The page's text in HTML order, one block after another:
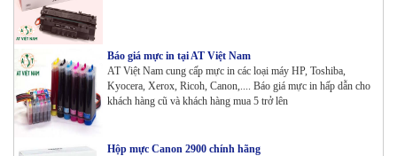
Báo giá mực in tại AT Việt Nam
AT Việt Nam cung cấp mực in các loại máy HP, Toshiba,
Kyocera, Xerox, Ricoh, Canon,.... Báo giá mực in hấp dẫn cho
khách hàng cũ và khách hàng mua 5 trở lên
Hộp mực Canon 2900 chính hãng